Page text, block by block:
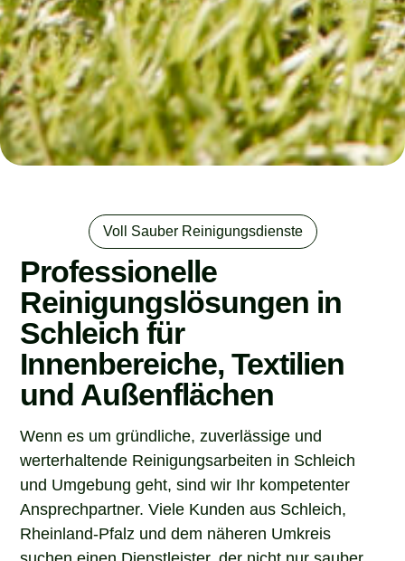
Voll Sauber Reinigungsdienste
Professionelle
Reinigungslösungen in
Schleich für
Innenbereiche, Textilien
und Außenflächen
Wenn es um gründliche, zuverlässige und
werterhaltende Reinigungsarbeiten in Schleich
und Umgebung geht, sind wir Ihr kompetenter
Ansprechpartner. Viele Kunden aus Schleich,
Rheinland-Pfalz und dem näheren Umkreis
suchen einen Dienstleister, der nicht nur sauber